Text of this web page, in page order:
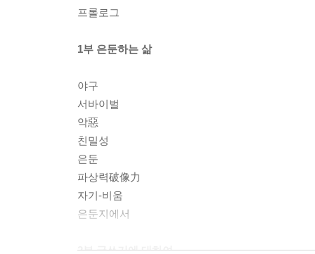
프롤로그
1부 은둔하는 삶
야구
서바이벌
악惡
친밀성
은둔
파상력破像力
자기-비움
은둔지에서
2부 글쓰기에 대하여